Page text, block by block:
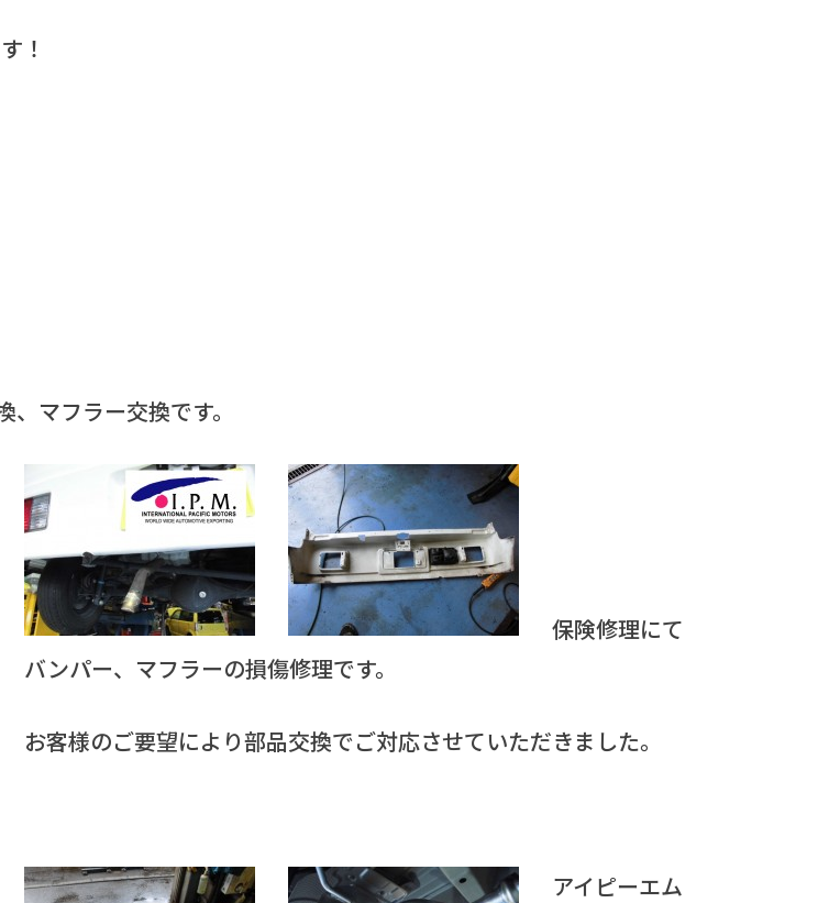
！
マフラー交換です。
保険修理にて
バンパー、マフラーの損傷修理です。
お客様のご要望により部品交換でご対応させていただきました。
アイピーエム